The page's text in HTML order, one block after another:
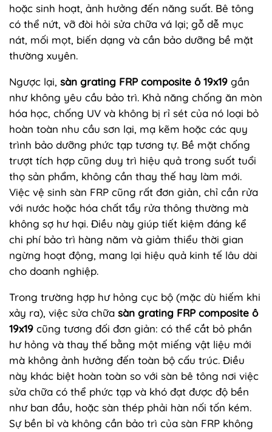
hoặc sinh hoạt, ảnh hưởng đến năng suất. Bê tông
có thể nứt, vỡ đòi hỏi sửa chữa vá lại; gỗ dễ mục
nát, mối mọt, biến dạng và cần bảo dưỡng bề mặt
thường xuyên.
Ngược lại, sàn grating FRP composite ô 19x19 gần
như không yêu cầu bảo trì. Khả năng chống ăn mòn
hóa học, chống UV và không bị rỉ sét của nó loại bỏ
hoàn toàn nhu cầu sơn lại, mạ kẽm hoặc các quy
trình bảo dưỡng phức tạp tương tự. Bề mặt chống
trượt tích hợp cũng duy trì hiệu quả trong suốt tuổi
thọ sản phẩm, không cần thay thế hay làm mới.
Việc vệ sinh sàn FRP cũng rất đơn giản, chỉ cần rửa
với nước hoặc hóa chất tẩy rửa thông thường mà
không sợ hư hại. Điều này giúp tiết kiệm đáng kể
chi phí bảo trì hàng năm và giảm thiểu thời gian
ngừng hoạt động, mang lại hiệu quả kinh tế lâu dài
cho doanh nghiệp.
Trong trường hợp hư hỏng cục bộ (mặc dù hiếm khi
xảy ra), việc sửa chữa sàn grating FRP composite ô
19x19 cũng tương đối đơn giản: có thể cắt bỏ phần
hư hỏng và thay thế bằng một miếng vật liệu mới
mà không ảnh hưởng đến toàn bộ cấu trúc. Điều
này khác biệt hoàn toàn so với sàn bê tông nơi việc
sửa chữa có thể phức tạp và khó đạt được độ bền
như ban đầu, hoặc sàn thép phải hàn nối tốn kém.
Sự bền bỉ và không cần bảo trì của sàn FRP không